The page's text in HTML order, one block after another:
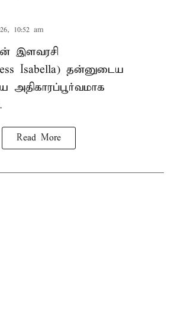
10:52 am
இளவரசி
Isabella) தன்னுடைய
Read More